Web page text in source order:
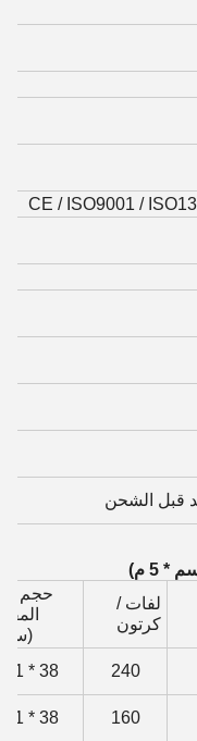
لفات /
كرتون
حجم
240
38 * 31 * 34
160
38 * 31 * 34